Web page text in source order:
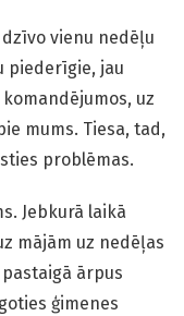
vienu nedēļu
piederīgie, jau
uz
mums. Tiesa, tad,
problēmas.
Jebkurā laikā
mājām uz nedēļas
ārpus
ģimenes